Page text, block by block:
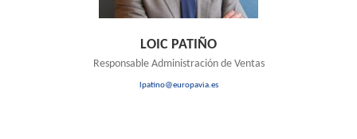
LOIC PATIÑO
Responsable Administración de Ventas
lpatino@europavia.es